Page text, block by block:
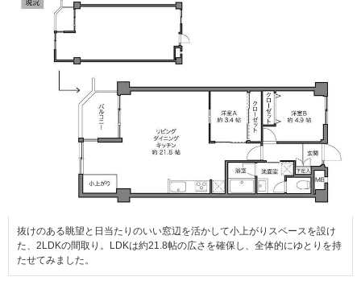
抜けのある眺望と日当たりのいい窓辺を活かして小上がりスペースを設け
た、2LDKの間取り。LDKは約21.8帖の広さを確保し、全体的にゆとりを持
たせてみました。